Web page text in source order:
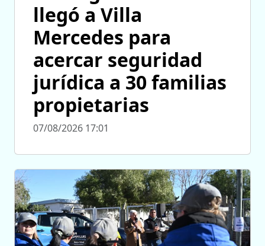
llegó a Villa
Mercedes para
acercar seguridad
jurídica a 30 familias
propietarias
07/08/2026 17:01